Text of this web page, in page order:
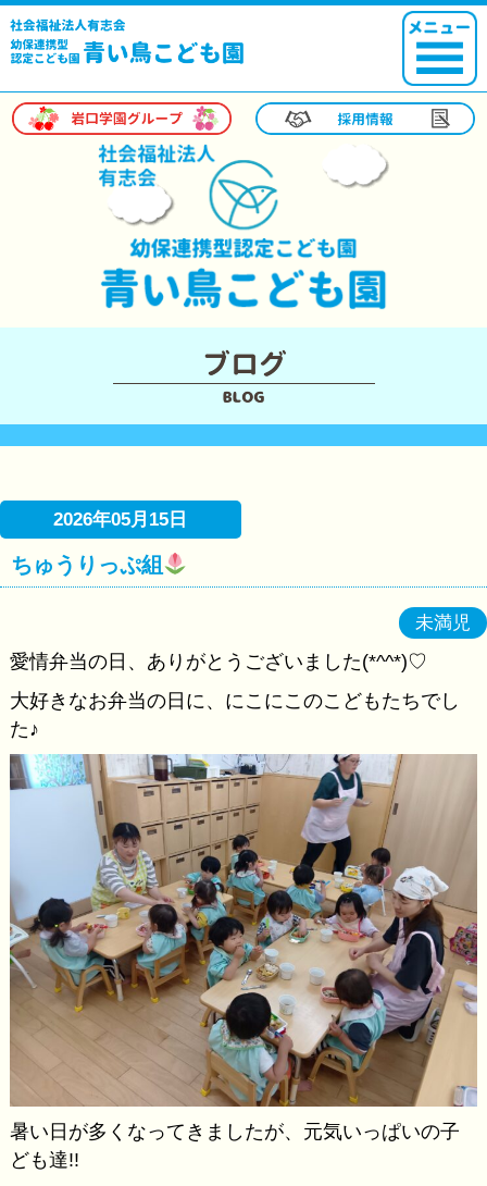
2026年05月15日
ちゅうりっぷ組
未満児
愛情弁当の日、ありがとうございました(*^^*)♡
大好きなお弁当の日に、にこにこのこどもたちでし
た♪
暑い日が多くなってきましたが、元気いっぱいの子
ども達!!